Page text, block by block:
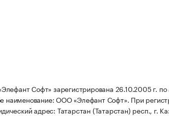
Софт» зарегистрирована 26.10.2005 г. по
наименование: ООО «Элефант Софт». При
адрес: Татарстан (Татарстан) респ., г.